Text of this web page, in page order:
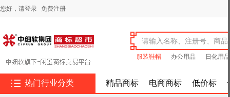
您好， 请登录 免费注册
服装鞋帽 办公用品 日化用品
 热门行业分类 精品商标 电商商标 低价标